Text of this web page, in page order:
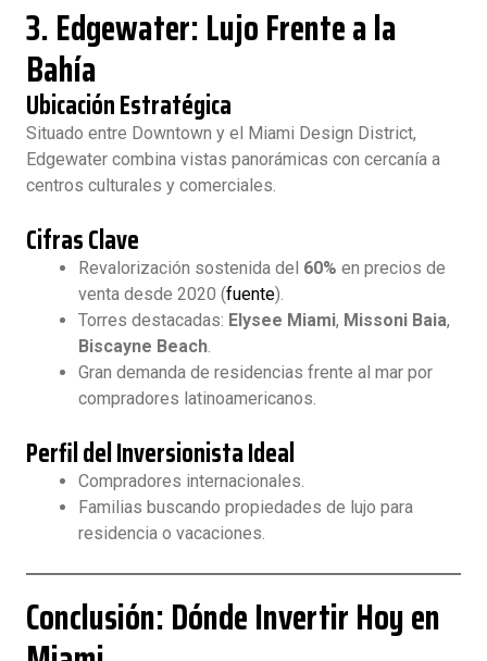
3. Edgewater: Lujo Frente a la
Bahía
Ubicación Estratégica
Situado entre Downtown y el Miami Design District,
Edgewater combina vistas panorámicas con cercanía a
centros culturales y comerciales.
Cifras Clave
Revalorización sostenida del 60% en precios de
venta desde 2020 (fuente).
Torres destacadas: Elysee Miami, Missoni Baia,
Biscayne Beach.
Gran demanda de residencias frente al mar por
compradores latinoamericanos.
Perfil del Inversionista Ideal
Compradores internacionales.
Familias buscando propiedades de lujo para
residencia o vacaciones.
Conclusión: Dónde Invertir Hoy en